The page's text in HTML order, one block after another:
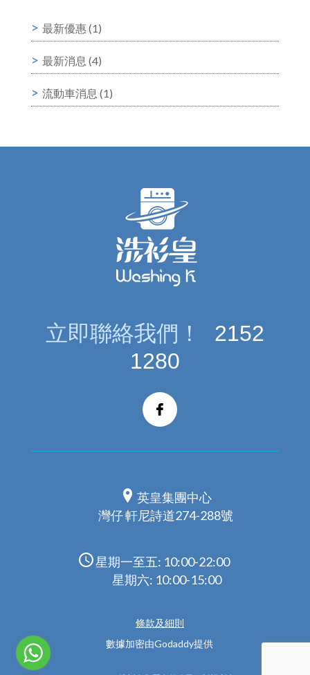
最新優惠(1)
最新消息 (4)
流動車消息 (1)
立即聯絡我們！
2152
1280
英皇集團中心
灣仔 軒尼詩道274-288號
星期一至五: 10:00-22:00
星期六: 10:00-15:00
條款及細則
數據加密由Godaddy提供